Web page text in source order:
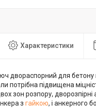
Характеристики
двораспорний для
потрібна підвищена
зон розпору,
з гайкою, і анкерного